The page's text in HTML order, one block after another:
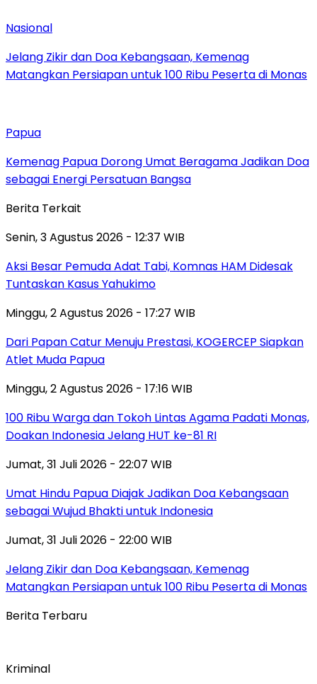
Nasional
Jelang Zikir dan Doa Kebangsaan, Kemenag
Matangkan Persiapan untuk 100 Ribu Peserta di Monas
Papua
Kemenag Papua Dorong Umat Beragama Jadikan Doa
sebagai Energi Persatuan Bangsa
Berita Terkait
Senin, 3 Agustus 2026 - 12:37 WIB
Aksi Besar Pemuda Adat Tabi, Komnas HAM Didesak
Tuntaskan Kasus Yahukimo
Minggu, 2 Agustus 2026 - 17:27 WIB
Dari Papan Catur Menuju Prestasi, KOGERCEP Siapkan
Atlet Muda Papua
Minggu, 2 Agustus 2026 - 17:16 WIB
100 Ribu Warga dan Tokoh Lintas Agama Padati Monas,
Doakan Indonesia Jelang HUT ke-81 RI
Jumat, 31 Juli 2026 - 22:07 WIB
Umat Hindu Papua Diajak Jadikan Doa Kebangsaan
sebagai Wujud Bhakti untuk Indonesia
Jumat, 31 Juli 2026 - 22:00 WIB
Jelang Zikir dan Doa Kebangsaan, Kemenag
Matangkan Persiapan untuk 100 Ribu Peserta di Monas
Berita Terbaru
Kriminal